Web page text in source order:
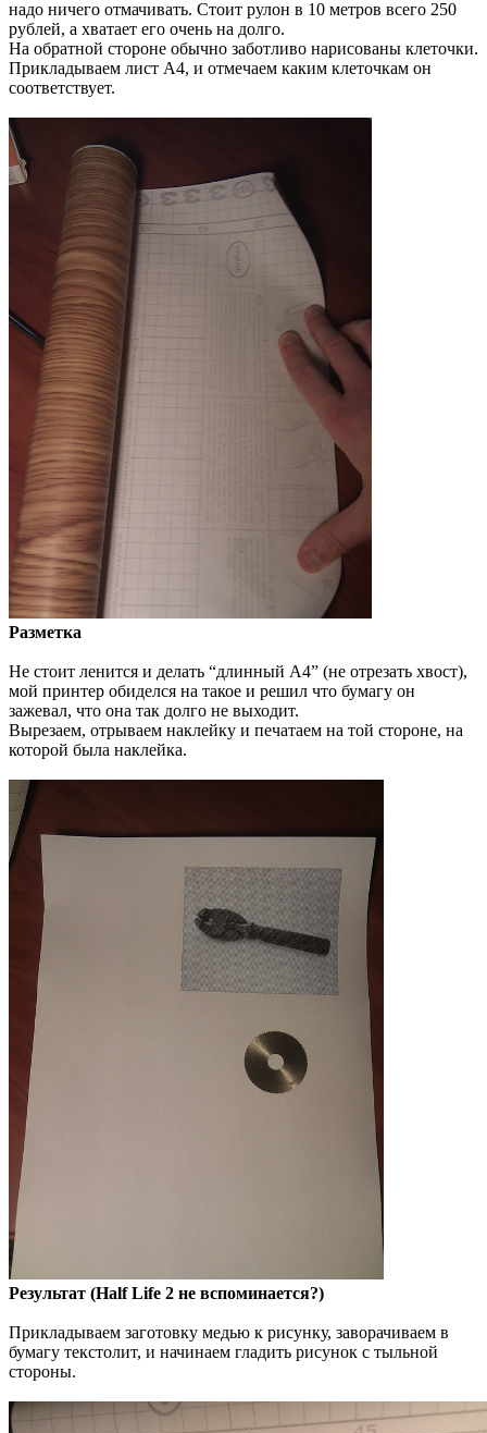
надо ничего отмачивать. Стоит рулон в 10 метров всего 250
рублей, а хватает его очень на долго.
На обратной стороне обычно заботливо нарисованы клеточки.
Прикладываем лист А4, и отмечаем каким клеточкам он
соответствует.
Разметка
Не стоит ленится и делать “длинный А4” (не отрезать хвост),
мой принтер обиделся на такое и решил что бумагу он
зажевал, что она так долго не выходит.
Вырезаем, отрываем наклейку и печатаем на той стороне, на
которой была наклейка.
Результат (Half Life 2 не вспоминается?)
Прикладываем заготовку медью к рисунку, заворачиваем в
бумагу текстолит, и начинаем гладить рисунок с тыльной
стороны.